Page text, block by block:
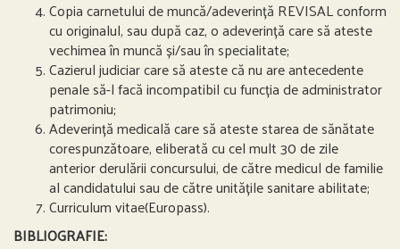
Copia carnetului de muncă/adeverință REVISAL conform
cu originalul, sau după caz, o adeverință care să ateste
vechimea în muncă și/sau în specialitate;
Cazierul judiciar care să ateste că nu are antecedente
penale să-l facă incompatibil cu funcția de administrator
patrimoniu;
Adeverință medicală care să ateste starea de sănătate
corespunzătoare, eliberată cu cel mult 30 de zile
anterior derulării concursului, de către medicul de familie
al candidatului sau de către unitățile sanitare abilitate;
Curriculum vitae(Europass).
BIBLIOGRAFIE: